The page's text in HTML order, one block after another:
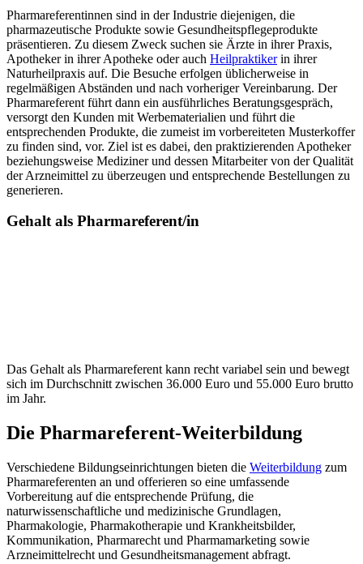
Pharmareferentinnen sind in der Industrie diejenigen, die
pharmazeutische Produkte sowie Gesundheitspflegeprodukte
präsentieren. Zu diesem Zweck suchen sie Ärzte in ihrer Praxis,
Apotheker in ihrer Apotheke oder auch Heilpraktikerin ihrer
Naturheilpraxis auf. Die Besuche erfolgen üblicherweise in
regelmäßigen Abständen und nach vorheriger Vereinbarung. Der
Pharmareferent führt dann ein ausführliches Beratungsgespräch,
versorgt den Kunden mit Werbematerialien und führt die
entsprechenden Produkte, die zumeist im vorbereiteten Musterkoffer
zu finden sind, vor. Ziel ist es dabei, den praktizierenden Apotheker
beziehungsweise Mediziner und dessen Mitarbeiter von der Qualität
der Arzneimittel zu überzeugen und entsprechende Bestellungen zu
generieren.
Gehalt als Pharmareferent/in
Das Gehalt als Pharmareferent kann recht variabel sein und bewegt
sich im Durchschnitt zwischen 36.000 Euro und 55.000 Euro brutto
im Jahr.
Die Pharmareferent-Weiterbildung
Verschiedene Bildungseinrichtungen bieten die Weiterbildung zum
Pharmareferenten an und offerieren so eine umfassende
Vorbereitung auf die entsprechende Prüfung, die
naturwissenschaftliche und medizinische Grundlagen,
Pharmakologie, Pharmakotherapie und Krankheitsbilder,
Kommunikation, Pharmarecht und Pharmamarketing sowie
Arzneimittelrecht und Gesundheitsmanagement abfragt.